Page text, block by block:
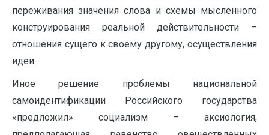
переживания значения слова и схемы мысленного
конструирования реальной действительности –
отношения сущего к своему другому, осуществления
идеи.
Иное решение проблемы национальной
самоидентификации Российского государства
«предложил» социализм – аксиология,